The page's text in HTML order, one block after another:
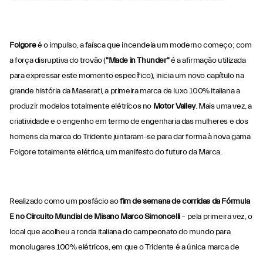
Folgoreé o impulso, a faísca que incendeia um moderno começo; com
a força disruptiva do trovão ("Made in Thunder"é a afirmação utilizada
para expressar este momento específico), inicia um novo capítulo na
grande história da Maserati, a primeira marca de luxo 100% italiana a
produzir modelos totalmente elétricos no Motor Valley. Mais uma vez, a
criatividade e o engenho em termo de engenharia das mulheres e dos
homens da marca do Tridente juntaram-se para dar forma à nova gama
Folgore totalmente elétrica, um manifesto do futuro da Marca.
Realizado como um posfácio aofim de semana de corridas da Fórmula
E no Circuito Mundial de Misano Marco Simoncelli– pela primeira vez, o
local que acolheu a ronda italiana do campeonato do mundo para
monolugares 100% elétricos, em que o Tridente é a única marca de